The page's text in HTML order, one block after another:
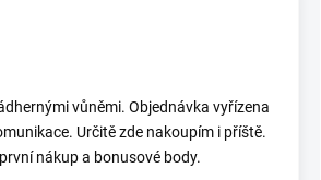
vůněmi. Objednávka vyřízena
Určitě zde nakoupím i příště.
nákup a bonusové body.